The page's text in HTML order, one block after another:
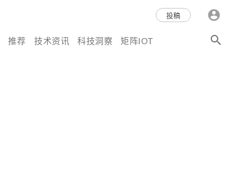
科技互联网,科技,资讯,动态,洞
察,量子,计算,AI,人工智能,机器
投稿
推荐 技术资讯 科技洞察 矩阵IOT